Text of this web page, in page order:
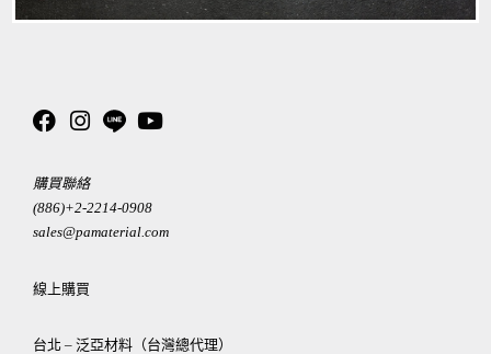
購買聯絡
(886)+2-2214-0908
sales@pamaterial.com
線上購買
台北 – 泛亞材料（台灣總代理）